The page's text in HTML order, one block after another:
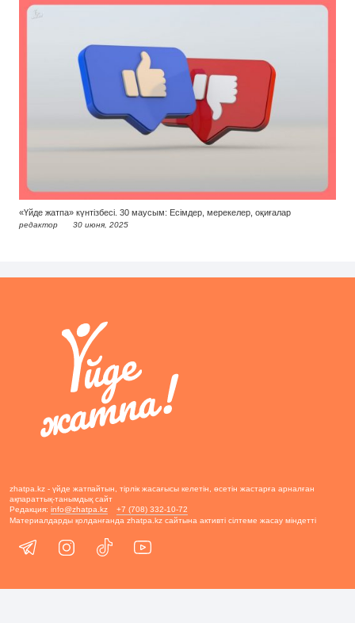
«Үйде жатпа» күнтізбесі. 30 маусым: Есімдер, мерекелер, оқиғалар
редактор 30 июня, 2025
zhatpa.kz - үйде жатпайтын, тірлік жасағысы келетін, өсетін жастарға арналған
ақпараттық-танымдық сайт
Редакция: info@zhatpa.kz
+7 (708) 332-10-72
Материалдарды қолданғанда zhatpa.kz сайтына активті сілтеме жасау міндетті